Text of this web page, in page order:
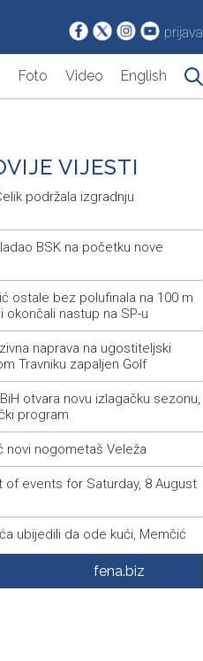
prijava
Foto Video English
VIJESTI
podržala izgradnju
BSK na početku nove
ostale bez polufinala na 100 m
okončali nastup na SP-u
naprava na ugostiteljski
Travniku zapaljen Golf
otvara novu izlagačku sezonu,
program
novi nogometaš Veleža
of events for Saturday, 8 August
ubijedili da ode kući, Memčić
jamu 'Raspotočje'
presents Kinoscope and
za 8. 8. 2026. godine (subota)
fena.biz